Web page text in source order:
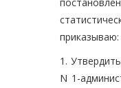
приказываю:
1.
N 1-